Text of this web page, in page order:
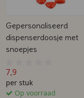
Gepersonaliseerd
dispenserdoosje met
snoepjes
7,9
per stuk
Op voorraad